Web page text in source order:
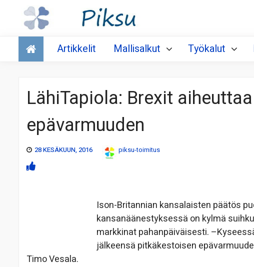
Talous
Artikkelit Mallisalkut Työkalut
LähiTapiola: Brexit
epävarmuuden
28 KESÄKUUN, 2016 piksu-toimitus
Ison-Britannian kansalaisten päätös
kansanäänestyksessä on kylmä
markkinat pahanpäiväisesti.
jälkeensä pitkäkestoisen
Timo Vesala.